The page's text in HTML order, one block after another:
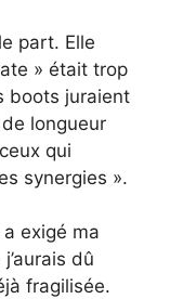
part. Elle
» était trop
boots juraient
longueur
qui
synergies ».
exigé ma
dû
fragilisée.